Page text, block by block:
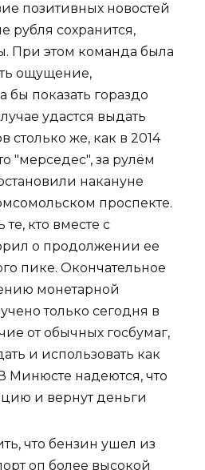
позитивных новостей
рубля сохранится,
При этом команда была
ощущение,
бы показать гораздо
удастся выдать
же, как в 2014
"мерседес", за рулём
накануне
проспекте.
кто вместе с
о продолжении ее
пике. Окончательное
монетарной
только сегодня в
от обычных госбумаг,
и использовать как
Минюсте надеются, что
и вернут деньги
что бензин ушел из
оп более высокой